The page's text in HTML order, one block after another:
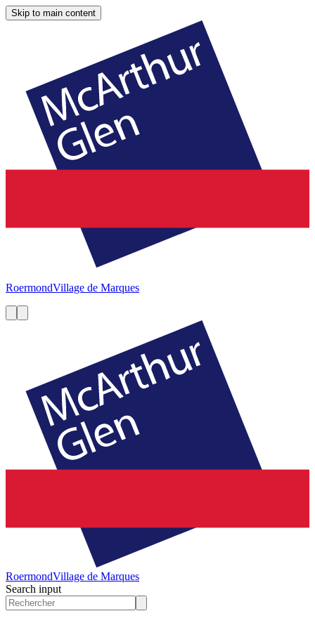
Skip to main content
RoermondVillage de Marques
RoermondVillage de Marques
Search input